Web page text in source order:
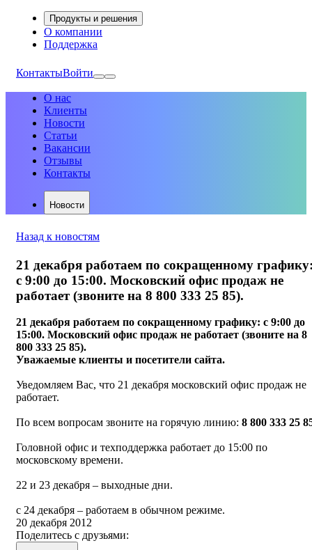
Продукты и решения
О компании
Поддержка
КонтактыВойти
О нас
Клиенты
Новости
Статьи
Вакансии
Отзывы
Контакты
Новости
Назад к новостям
21 декабря работаем по сокращенному
с 9:00 до 15:00. Московский офис продаж не
работает (звоните на 8 800 333 25 85).
21 декабря работаем по сокращенному графику: с 9:00 до
15:00. Московский офис продаж не работает (звоните на 8
800 333 25 85).
Уважаемые клиенты и посетители сайта.
Уведомляем Вас, что 21 декабря московский офис продаж не
работает.
По всем вопросам звоните на горячую линию: 8 800 333 25
Головной офис и техподдержка работает до 15:00 по
московскому времени.
22 и 23 декабря – выходные дни.
с 24 декабря – работаем в обычном режиме.
20 декабря 2012
Поделитесь с друзьями: